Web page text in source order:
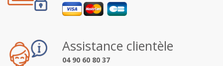
Assistance clientèle
04 90 60 80 37